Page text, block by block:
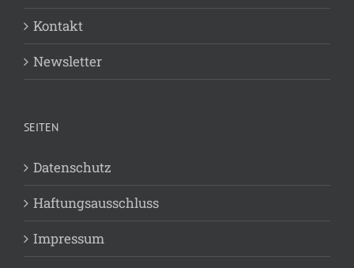
Kontakt
Newsletter
SEITEN
Datenschutz
Haftungsausschluss
Impressum